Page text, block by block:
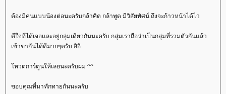
ต้องมีคนแบบน้องต่อนะครับกล้าคิด กล้าพูด มีวิสัยทัศน์ ถึงจะก้าวหน้าได้ไว
ดีใจที่ได้เจอและอยู่กลุ่มเดียวกันนะครับ กลุ่มเราถือว่าเป็นกลุ่มที่รวมตัวกันแล้ว
เข้าขากันได้ดีมากๆครับ อิอิ
หวตการ์ตูนให้เลยนะครับผม ^^
ขอบคุณที่มาทักทายกันนะครับ